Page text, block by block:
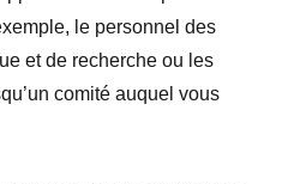
le personnel des
et de recherche ou les
comité auquel vous